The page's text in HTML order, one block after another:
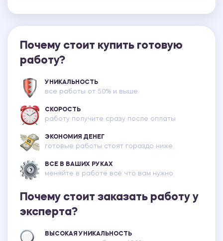
Почему стоит купить готовую
работу?
УНИКАЛЬНОСТЬ
все работы от 50% и выше
СКОРОСТЬ
работу получите сразу после оплаты
ЭКОНОМИЯ ДЕНЕГ
готовые работы стоят гораздо ниже
ВСЕ В ВАШИХ РУКАХ
меняйте в работе всё что вам нужно
Почему стоит заказать работу у
эксперта?
ВЫСОКАЯ УНИКАЛЬНОСТЬ